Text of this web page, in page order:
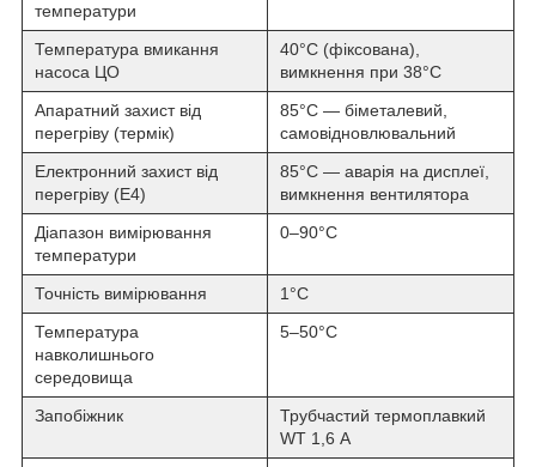
температури
Температура вмикання
насоса ЦО
40°C (фіксована),
вимкнення при 38°C
Апаратний захист від
перегріву (термік)
85°C — біметалевий,
самовідновлювальний
Електронний захист від
перегріву (E4)
85°C — аварія на дисплеї,
вимкнення вентилятора
Діапазон вимірювання
температури
0–90°C
Точність вимірювання
1°C
Температура
навколишнього
середовища
5–50°C
Запобіжник
Трубчастий термоплавкий
WT 1,6 А